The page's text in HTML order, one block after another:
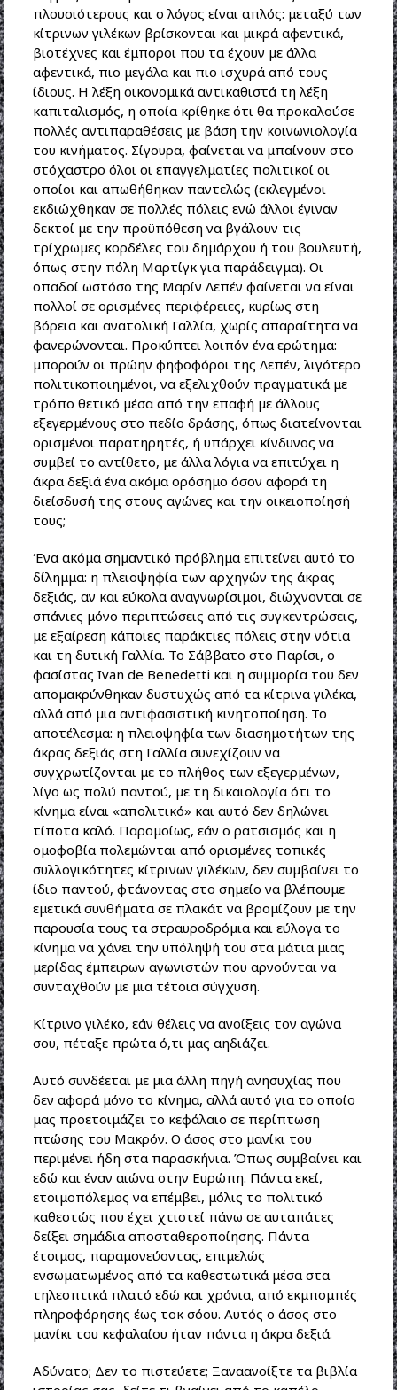
πλουσιότερους και ο λόγος είναι απλός: μεταξύ των
κίτρινων γιλέκων βρίσκονται και μικρά αφεντικά,
βιοτέχνες και έμποροι που τα έχουν με άλλα
αφεντικά, πιο μεγάλα και πιο ισχυρά από τους
ίδιους. Η λέξη οικονομικά αντικαθιστά τη λέξη
καπιταλισμός, η οποία κρίθηκε ότι θα προκαλούσε
πολλές αντιπαραθέσεις με βάση την κοινωνιολογία
του κινήματος. Σίγουρα, φαίνεται να μπαίνουν στο
στόχαστρο όλοι οι επαγγελματίες πολιτικοί οι
οποίοι και απωθήθηκαν παντελώς (εκλεγμένοι
εκδιώχθηκαν σε πολλές πόλεις ενώ άλλοι έγιναν
δεκτοί με την προϋπόθεση να βγάλουν τις
τρίχρωμες κορδέλες του δημάρχου ή του βουλευτή,
όπως στην πόλη Μαρτίγκ για παράδειγμα). Οι
οπαδοί ωστόσο της Μαρίν Λεπέν φαίνεται να είναι
πολλοί σε ορισμένες περιφέρειες, κυρίως στη
βόρεια και ανατολική Γαλλία, χωρίς απαραίτητα να
φανερώνονται. Προκύπτει λοιπόν ένα ερώτημα:
μπορούν οι πρώην φηφοφόροι της Λεπέν, λιγότερο
πολιτικοποιημένοι, να εξελιχθούν πραγματικά με
τρόπο θετικό μέσα από την επαφή με άλλους
εξεγερμένους στο πεδίο δράσης, όπως διατείνονται
ορισμένοι παρατηρητές, ή υπάρχει κίνδυνος να
συμβεί το αντίθετο, με άλλα λόγια να επιτύχει η
άκρα δεξιά ένα ακόμα ορόσημο όσον αφορά τη
διείσδυσή της στους αγώνες και την οικειοποίησή
τους;
Ένα ακόμα σημαντικό πρόβλημα επιτείνει αυτό το
δίλημμα: η πλειοψηφία των αρχηγών της άκρας
δεξιάς, αν και εύκολα αναγνωρίσιμοι, διώχνονται σε
σπάνιες μόνο περιπτώσεις από τις συγκεντρώσεις,
με εξαίρεση κάποιες παράκτιες πόλεις στην νότια
και τη δυτική Γαλλία. Το Σάββατο στο Παρίσι, ο
φασίστας Ivan de Benedetti και η συμμορία του δεν
απομακρύνθηκαν δυστυχώς από τα κίτρινα γιλέκα,
αλλά από μια αντιφασιστική κινητοποίηση. Το
αποτέλεσμα: η πλειοψηφία των διασημοτήτων της
άκρας δεξιάς στη Γαλλία συνεχίζουν να
συγχρωτίζονται με το πλήθος των εξεγερμένων,
λίγο ως πολύ παντού, με τη δικαιολογία ότι το
κίνημα είναι «απολιτικό» και αυτό δεν δηλώνει
τίποτα καλό. Παρομοίως, εάν ο ρατσισμός και η
ομοφοβία πολεμώνται από ορισμένες τοπικές
συλλογικότητες κίτρινων γιλέκων, δεν συμβαίνει το
ίδιο παντού, φτάνοντας στο σημείο να βλέπουμε
εμετικά συνθήματα σε πλακάτ να βρομίζουν με την
παρουσία τους τα στραυροδρόμια και εύλογα το
κίνημα να χάνει την υπόληψή του στα μάτια μιας
μερίδας έμπειρων αγωνιστών που αρνούνται να
συνταχθούν με μια τέτοια σύγχυση.
Κίτρινο γιλέκο, εάν θέλεις να ανοίξεις τον αγώνα
σου, πέταξε πρώτα ό,τι μας αηδιάζει.
Αυτό συνδέεται με μια άλλη πηγή ανησυχίας που
δεν αφορά μόνο το κίνημα, αλλά αυτό για το οποίο
μας προετοιμάζει το κεφάλαιο σε περίπτωση
πτώσης του Μακρόν. Ο άσος στο μανίκι του
περιμένει ήδη στα παρασκήνια. Όπως συμβαίνει και
εδώ και έναν αιώνα στην Ευρώπη. Πάντα εκεί,
ετοιμοπόλεμος να επέμβει, μόλις το πολιτικό
καθεστώς που έχει χτιστεί πάνω σε αυταπάτες
δείξει σημάδια αποσταθεροποίησης. Πάντα
έτοιμος, παραμονεύοντας, επιμελώς
ενσωματωμένος από τα καθεστωτικά μέσα στα
τηλεοπτικά πλατό εδώ και χρόνια, από εκμπομπές
πληροφόρησης έως τοκ σόου. Αυτός ο άσος στο
μανίκι του κεφαλαίου ήταν πάντα η άκρα δεξιά.
Αδύνατο; Δεν το πιστεύετε; Ξαναανοίξτε τα βιβλία